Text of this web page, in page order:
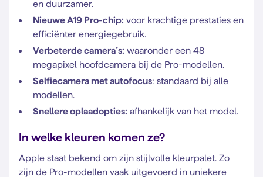
en duurzamer.
Nieuwe A19 Pro-chip: voor krachtige prestaties en
efficiënter energiegebruik.
Verbeterde camera’s: waaronder een 48
megapixel hoofdcamera bij de Pro-modellen.
Selfiecamera met autofocus: standaard bij alle
modellen.
Snellere oplaadopties: afhankelijk van het model.
In welke kleuren komen ze?
Apple staat bekend om zijn stijlvolle kleurpalet. Zo
zijn de Pro-modellen vaak uitgevoerd in uniekere